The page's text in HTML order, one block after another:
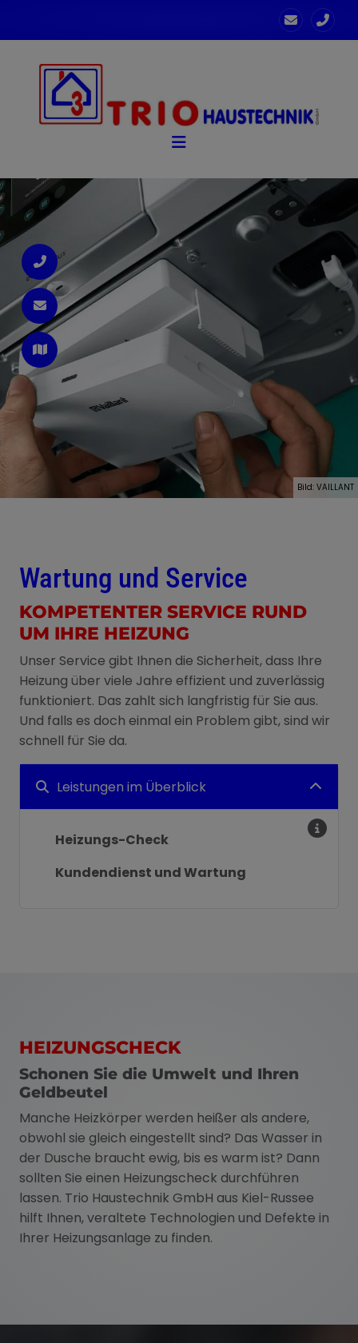
Bild: VAILLANT
Wartung und Service
KOMPETENTER SERVICE RUND
UM IHRE HEIZUNG
Unser Service gibt Ihnen die Sicherheit, dass Ihre
Heizung über viele Jahre effizient und zuverlässig
funktioniert. Das zahlt sich langfristig für Sie aus.
Und falls es doch einmal ein Problem gibt, sind wir
schnell für Sie da.
Leistungen im Überblick
Heizungs-Check
Kundendienst und Wartung
HEIZUNGSCHECK
Schonen Sie die Umwelt und Ihren
Geldbeutel
Manche Heizkörper werden heißer als andere,
obwohl sie gleich eingestellt sind? Das Wasser in
der Dusche braucht ewig, bis es warm ist? Dann
sollten Sie einen Heizungscheck durchführen
lassen. Trio Haustechnik GmbH aus Kiel-Russee
hilft Ihnen, veraltete Technologien und Defekte in
Ihrer Heizungsanlage zu finden.
schließen
schließen
und schließen
schließen
und schließen